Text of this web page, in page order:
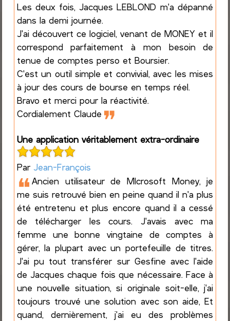
Les deux fois, Jacques LEBLOND m'a dépanné
dans la demi journée.
J'ai découvert ce logiciel, venant de MONEY et il
correspond parfaitement à mon besoin de
tenue de comptes perso et Boursier.
C'est un outil simple et convivial, avec les mises
à jour des cours de bourse en temps réel.
Bravo et merci pour la réactivité.
Cordialement Claude ❞
Une application véritablement extra-ordinaire
Par Jean-François
❝ Ancien utilisateur de MIcrosoft Money, je
me suis retrouvé bien en peine quand il n'a plus
été entretenu et plus encore quand il a cessé
de télécharger les cours. J'avais avec ma
femme une bonne vingtaine de comptes à
gérer, la plupart avec un portefeuille de titres.
J'ai pu tout transférer sur Gesfine avec l'aide
de Jacques chaque fois que nécessaire. Face à
une nouvelle situation, si originale soit-elle, j'ai
toujours trouvé une solution avec son aide, Et
quand, dernièrement, j'ai eu des problèmes